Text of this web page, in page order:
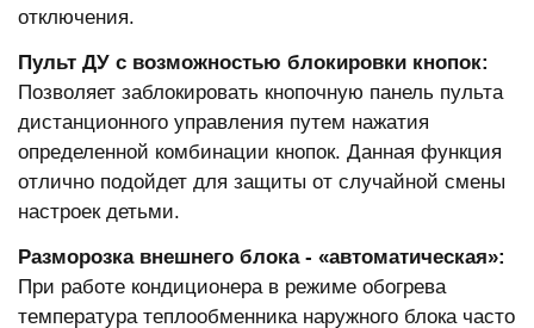
отключения.
Пульт ДУ с возможностью блокировки кнопок:
Позволяет заблокировать кнопочную панель пульта
дистанционного управления путем нажатия
определенной комбинации кнопок. Данная функция
отлично подойдет для защиты от случайной смены
настроек детьми.
Разморозка внешнего блока - «автоматическая»:
При работе кондиционера в режиме обогрева
температура теплообменника наружного блока часто